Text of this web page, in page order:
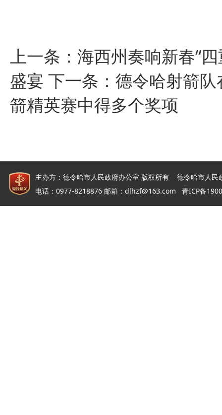
上一条： 海西州奏响新春“
盛宴 下一条： 德令哈射箭队
箭精英赛中得多个奖项
主办方：德令哈市人民政府办公室 版权所有 德令哈市人
电话：0977-8218876 邮箱：dlhzf@163.com 青ICP备